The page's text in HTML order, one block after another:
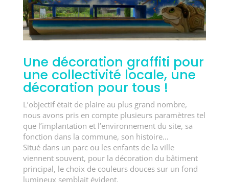
Une décoration graffiti pour
une collectivité locale, une
décoration pour tous !
L’objectif était de plaire au plus grand nombre,
nous avons pris en compte plusieurs paramètres tel
que l’implantation et l’environnement du site, sa
fonction dans la commune, son histoire…
Situé dans un parc ou les enfants de la ville
viennent souvent, pour la décoration du bâtiment
principal, le choix de couleurs douces sur un fond
lumineux semblait évident.